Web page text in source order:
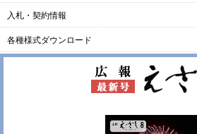
入札・契約情報
各種様式ダウンロード